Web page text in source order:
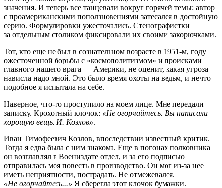
значения. И теперь все танцевали вокруг горячей темы: автор
с проамериканскими поползновениями затесался в достойную
серию. Формулировки ужесточались. Стенографистки
за отдельным столиком фиксировали их своими закорючками.
Тот, кто еще не был в сознательном возрасте в 1951-м, году
ожесточенной борьбы с «космополитизмом» и происками
главного нашего врага — Америки, не оценит, какая угроза
нависла надо мной. Это было время охоты на ведьм, и нечто
подобное я испытала на себе.
Наверное, что-то проступило на моем лице. Мне передали
записку. Крохотный клочок: «Не огорчайтесь. Вы написали
хорошую вещь. И. Козлов».
Иван Тимофеевич Козлов, впоследствии известный критик.
Тогда я едва была с ним знакома. Еще в погонах полковника
он возглавлял в Воениздате отдел, и за его подписью
отправилась моя повесть в производство. Он мог из-за нее
иметь неприятности, пострадать. Не отмежевался.
«Не огорчайтесь...» Я сберегла этот клочок бумажки.